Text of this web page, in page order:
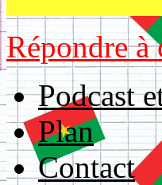
Répondre à
Podcast
Plan
Contact